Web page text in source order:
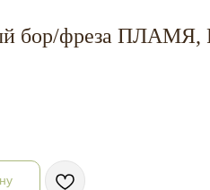
бор/фреза ПЛАМЯ,